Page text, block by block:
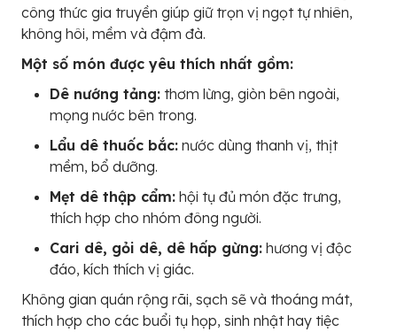
công thức gia truyền giúp giữ trọn vị ngọt tự nhiên,
không hôi, mềm và đậm đà.
Một số món được yêu thích nhất gồm:
Dê nướng tảng: thơm lừng, giòn bên ngoài,
mọng nước bên trong.
Lẩu dê thuốc bắc: nước dùng thanh vị, thịt
mềm, bổ dưỡng.
Mẹt dê thập cẩm: hội tụ đủ món đặc trưng,
thích hợp cho nhóm đông người.
Cari dê, gỏi dê, dê hấp gừng: hương vị độc
đáo, kích thích vị giác.
Không gian quán rộng rãi, sạch sẽ và thoáng mát,
thích hợp cho các buổi tụ họp, sinh nhật hay tiệc